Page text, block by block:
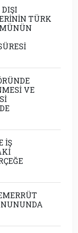
TÜRK
VE
İŞ